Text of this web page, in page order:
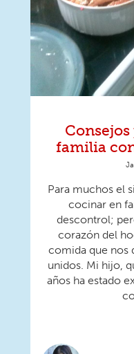
familia
Para muchos el
cocinar en
descontrol;
corazón del
comida que nos
unidos. Mi hijo,
años ha estado